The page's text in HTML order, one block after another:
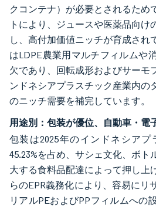
クコンテナ）が必要とされるため
トにより、ジュースや医薬品向け
し、高付加価値ニッチが育成され
はLDPE農業用マルチフィルムや
欠であり、回転成形およびサーモ
ンドネシアプラスチック産業内の
のニッチ需要を補完しています。
用途別：包装が優位、自動車・電
包装は2025年のインドネシア
45.23%を占め、サシェ文化、ボト
大する食料品配達によって押し上
らのEPR義務化により、容易にリ
リアルPEおよびPPフィルムへの